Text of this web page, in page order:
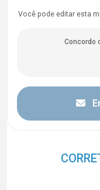
Você pode editar esta
Concordo